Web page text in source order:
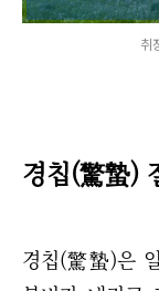
취
경칩(驚蟄)
경칩(驚蟄)은